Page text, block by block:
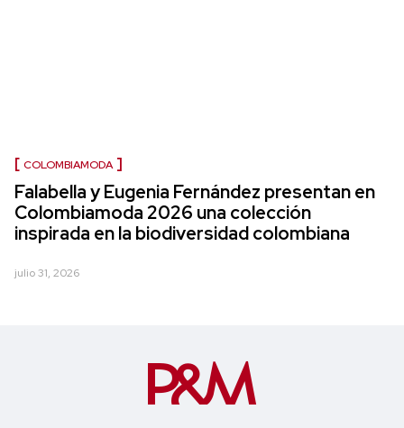
COLOMBIAMODA
Falabella y Eugenia Fernández presentan en
Colombiamoda 2026 una colección
inspirada en la biodiversidad colombiana
julio 31, 2026